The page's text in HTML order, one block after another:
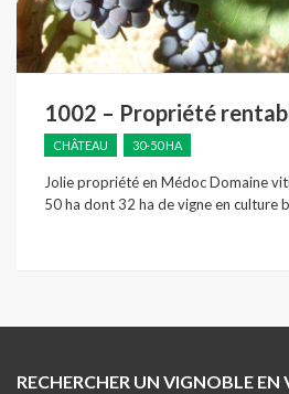
1002 – Propriété
CHÂTEAU 30-50 HA
Jolie propriété en Médoc Domaine
50 ha dont 32 ha de vigne en culture
RECHERCHER UN VIGNOBLE EN